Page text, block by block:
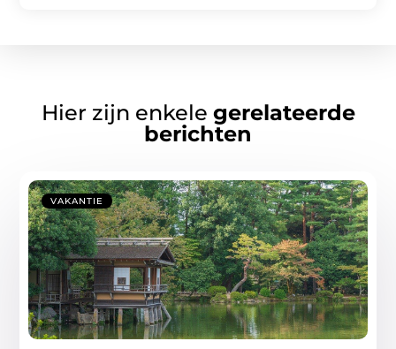
Hier zijn enkele gerelateerde
berichten
VAKANTIE